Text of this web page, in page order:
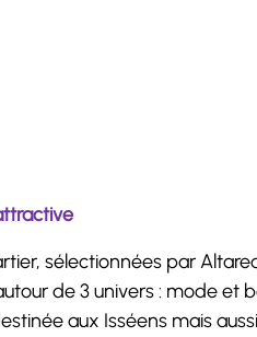
sélectionnées par
de 3 univers : mode et
aux Isséens mais